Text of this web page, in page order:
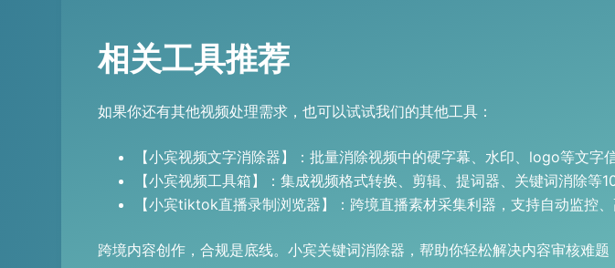
相关工具推荐
如果你还有其他视频处理需求，也可以试试我们的其他工具：
【小宾视频文字消除器】：批量消除视频中的硬字幕、水印、logo等文字
【小宾视频工具箱】：集成视频格式转换、剪辑、提词器、关键词消除等
【小宾tiktok直播录制浏览器】：跨境直播素材采集利器，支持自动监控
跨境内容创作，合规是底线。小宾关键词消除器，帮助你轻松解决内容审核难题